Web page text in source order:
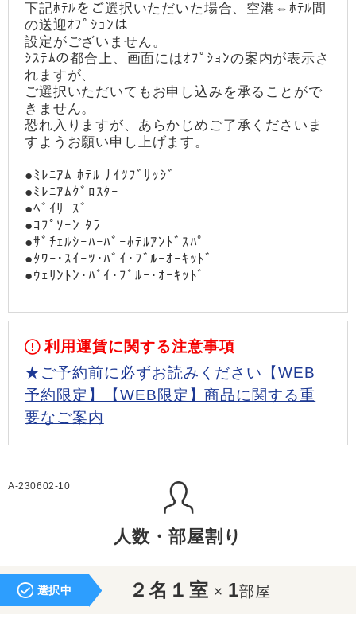
下記ﾎﾃﾙをご選択いただいた場合、空港⇔ﾎﾃﾙ間
の送迎ｵﾌﾟｼｮﾝは
設定がございません。
ｼｽﾃﾑの都合上、画面にはｵﾌﾟｼｮﾝの案内が表示さ
れますが、
ご選択いただいてもお申し込みを承ることがで
きません。
恐れ入りますが、あらかじめご了承くださいま
すようお願い申し上げます。
●ﾐﾚﾆｱﾑ ﾎﾃﾙ ﾅｲﾂﾌﾞﾘｯｼﾞ
●ﾐﾚﾆｱﾑｸﾞﾛｽﾀｰ
●ﾍﾞｲﾘｰｽﾞ
●ｺﾌﾟｿｰﾝ ﾀﾗ
●ｻﾞﾁｪﾙｼｰﾊｰﾊﾞｰﾎﾃﾙｱﾝﾄﾞｽﾊﾟ
●ﾀﾜｰ･ｽｲｰﾂ･ﾊﾞｲ･ﾌﾞﾙｰｵｰｷｯﾄﾞ
●ｳｪﾘﾝﾄﾝ･ﾊﾞｲ･ﾌﾞﾙｰ･ｵｰｷｯﾄﾞ
利用運賃に関する注意事項
★ご予約前に必ずお読みください【WEB
予約限定】【WEB限定】商品に関する重
要なご案内
A-230602-10
人数・部屋割り
選択中 ２名１室 × 1部屋